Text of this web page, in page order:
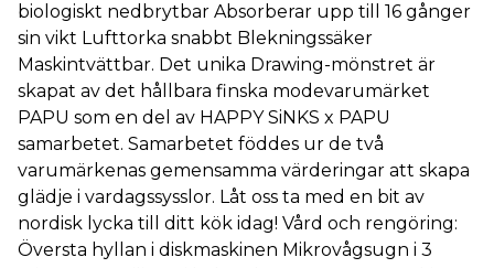
biologiskt nedbrytbar Absorberar upp till 16 gånger
sin vikt Lufttorka snabbt Blekningssäker
Maskintvättbar. Det unika Drawing-mönstret är
skapat av det hållbara finska modevarumärket
PAPU som en del av HAPPY SiNKS x PAPU
samarbetet. Samarbetet föddes ur de två
varumärkenas gemensamma värderingar att skapa
glädje i vardagssysslor. Låt oss ta med en bit av
nordisk lycka till ditt kök idag! Vård och rengöring:
Översta hyllan i diskmaskinen Mikrovågsugn i 3